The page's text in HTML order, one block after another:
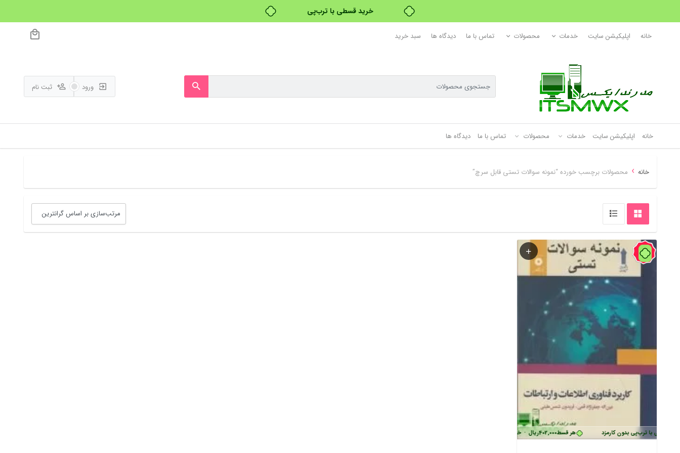
خرید قسطی با ترب‌پی
خرید قسطی با ترب‌پی
خانه اپلیکیشن سایت خدمات محصولات تماس با ما دیدگاه ها سبد خرید
ورود ثبت نام
خانه اپلیکیشن سایت خدمات محصولات تماس با ما دیدگاه ها
خانه › محصولات برچسب خورده “نمونه سوالات تستی قابل سرچ”
54%
هر قسط402,000ریال • خرید قسطی با ترب‌پی بدون کارمزد قسطی با ترب‌پی بدون کارمزد